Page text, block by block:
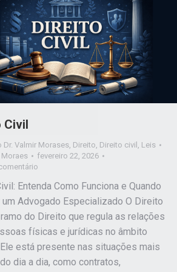
Civil
Dr. Valmir Morases, Direito, Direito civil , Leis
Moraes
fevereiro 22, 2026
Entenda Como Funciona e Quando
um Advogado Especializado O Direito
do Direito que regula as relações
físicas e jurídicas no âmbito
está presente nas situações mais
dia a dia, como contratos,